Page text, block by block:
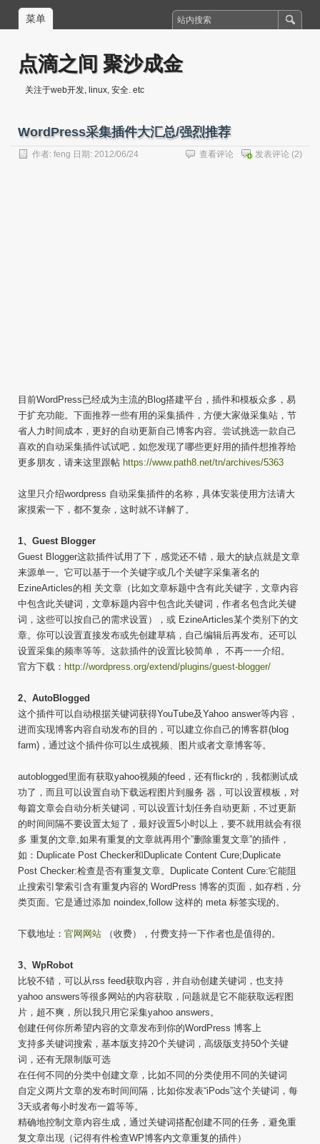
菜单
点滴之间 聚沙成金
关注于web开发, linux, 安全. etc
WordPress采集插件大汇总/强烈推荐
作者: feng 日期: 2012/06/24 发表评论 (2)
查看评论
目前WordPress已经成为主流的Blog搭建平台，插件和模板众多，易
于扩充功能。下面推荐一些有用的采集插件，方便大家做采集站，节
省人力时间成本，更好的自动更新自己博客内容。尝试挑选一款自己
喜欢的自动采集插件试试吧，如您发现了哪些更好用的插件想推荐给
更多朋友，请来这里跟帖 https://www.path8.net/tn/archives/5363
这里只介绍wordpress 自动采集插件的名称，具体安装使用方法请大
家摸索一下，都不复杂，这时就不详解了。
1、Guest Blogger
Guest Blogger这款插件试用了下，感觉还不错，最大的缺点就是文章
来源单一。它可以基于一个关键字或几个关键字采集著名的
EzineArticles的相 关文章（比如文章标题中含有此关键字，文章内容
中包含此关键词，文章标题内容中包含此关键词，作者名包含此关键
词，这些可以按自己的需求设置），或 EzineArticles某个类别下的文
章。你可以设置直接发布或先创建草稿，自己编辑后再发布。还可以
设置采集的频率等等。这款插件的设置比较简单， 不再一一介绍。
官方下载： http://wordpress.org/extend/plugins/guest-blogger/
2、AutoBlogged
这个插件可以自动根据关键词获得YouTube及Yahoo answer等内容，
进而实现博客内容自动发布的目的，可以建立你自己的博客群(blog
farm)，通过这个插件你可以生成视频、图片或者文章博客等。
autoblogged里面有获取yahoo视频的feed，还有flickr的，我都测试成
功了，而且可以设置自动下载远程图片到服务 器，可以设置模板，对
每篇文章会自动分析关键词，可以设置计划任务自动更新，不过更新
的时间间隔不要设置太短了，最好设置5小时以上，要不就用就会有很
多 重复的文章,如果有重复的文章就再用个”删除重复文章”的插件，
如：Duplicate Post Checker和Duplicate Content Cure;Duplicate
Post Checker:检查是否有重复文章。Duplicate Content Cure:它能阻
止搜索引擎索引含有重复内容的 WordPress 博客的页面，如存档，分
类页面。它是通过添加 noindex,follow 这样的 meta 标签实现的。
下载地址： 官网网站 （收费），付费支持一下作者也是值得的。
3、WpRobot
比较不错，可以从rss feed获取内容，并自动创建关键词，也支持
yahoo answers等很多网站的内容获取，问题就是它不能获取远程图
片，超不爽，所以我只用它采集yahoo answers。
创建任何你所希望内容的文章发布到你的WordPress 博客上
支持多关键词搜索，基本版支持20个关键词，高级版支持50个关键
词，还有无限制版可选
在任何不同的分类中创建文章，比如不同的分类使用不同的关键词
自定义两片文章的发布时间间隔，比如你发表“iPods”这个关键词，每
3天或者每小时发布一篇等等。
精确地控制文章内容生成，通过关键词搭配创建不同的任务，避免重
复文章出现（记得有件检查WP博客内文章重复的插件）